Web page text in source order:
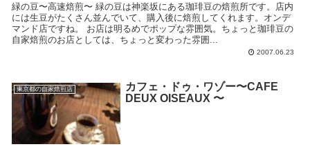
緑の豆〜高速焙煎〜 緑の豆は神楽坂にある珈琲豆の焙煎所です。店内
には生豆がたくさん並んでいて、購入後に焙煎してくれます。オンデ
マンド店ですね。 お店は明るめでポップな雰囲気。ちょっと珈琲豆の
自家焙煎のお店としては、ちょっと変わった雰囲...
2007.06.23
東京都の自家焙煎店
カフェ・ドゥ・ワゾー〜CAFE
DEUX OISEAUX 〜